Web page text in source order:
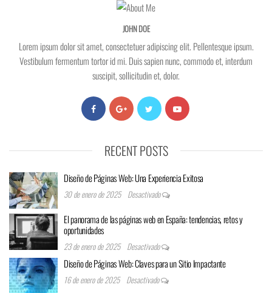
JOHN DOE
Lorem ipsum dolor sit amet, consectetuer adipiscing elit. Pellentesque ipsum.
Vestibulum fermentum tortor id mi. Duis sapien nunc, commodo et, interdum
suscipit, sollicitudin et, dolor.
RECENT POSTS
Diseño de Páginas Web: Una Experiencia Exitosa
30 de enero de 2025 Desactivado
El panorama de las páginas web en España: tendencias, retos y
oportunidades
23 de enero de 2025 Desactivado
Diseño de Páginas Web: Claves para un Sitio Impactante
16 de enero de 2025 Desactivado